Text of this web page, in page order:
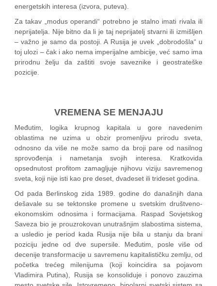
energetskih interesa (izvora, puteva).
Za takav „modus operandi“ potrebno je stalno imati rivala ili
neprijatelja. Nije bitno da li je taj neprijatelj stvarni ili izmišljen
– važno je samo da postoji. A Rusija je uvek „dobrodošla“ u
toj ulozi – čak i ako nema imperijalne ambicije, već samo ima
prirodnu želju da zaštiti svoje saveznike i geostrateške
pozicije.
VREMENA SE MENJAJU
Međutim, logika krupnog kapitala u gore navedenim
oblastima ne uzima u obzir promenljivu prirodu sveta,
odnosno da više ne može samo da broji pare od nasilnog
sprovođenja i nametanja svojih interesa. Kratkovida
opsednutost profitom zamagljuje njihovu viziju savremenog
sveta, koji nije isti kao pre deset, dvadeset ili trideset godina.
Od pada Berlinskog zida 1989. godine do današnjih dana
dešavale su se tektonske promene u svetskim društveno-
ekonomskim odnosima i formacijama. Raspad Sovjetskog
Saveza bio je prouzrokovan unutrašnjim slabostima sistema,
a usledio je period kada Rusija nije bila u stanju da brani
poziciju jedne od dve supersile. Međutim, posle više od
decenije transformacije u savremenu kapitalističku zemlju, od
početka trećeg milenijuma (koji koincidira sa pojavom
Vladimira Putina), Rusija se konsoliduje i ponovo zauzima